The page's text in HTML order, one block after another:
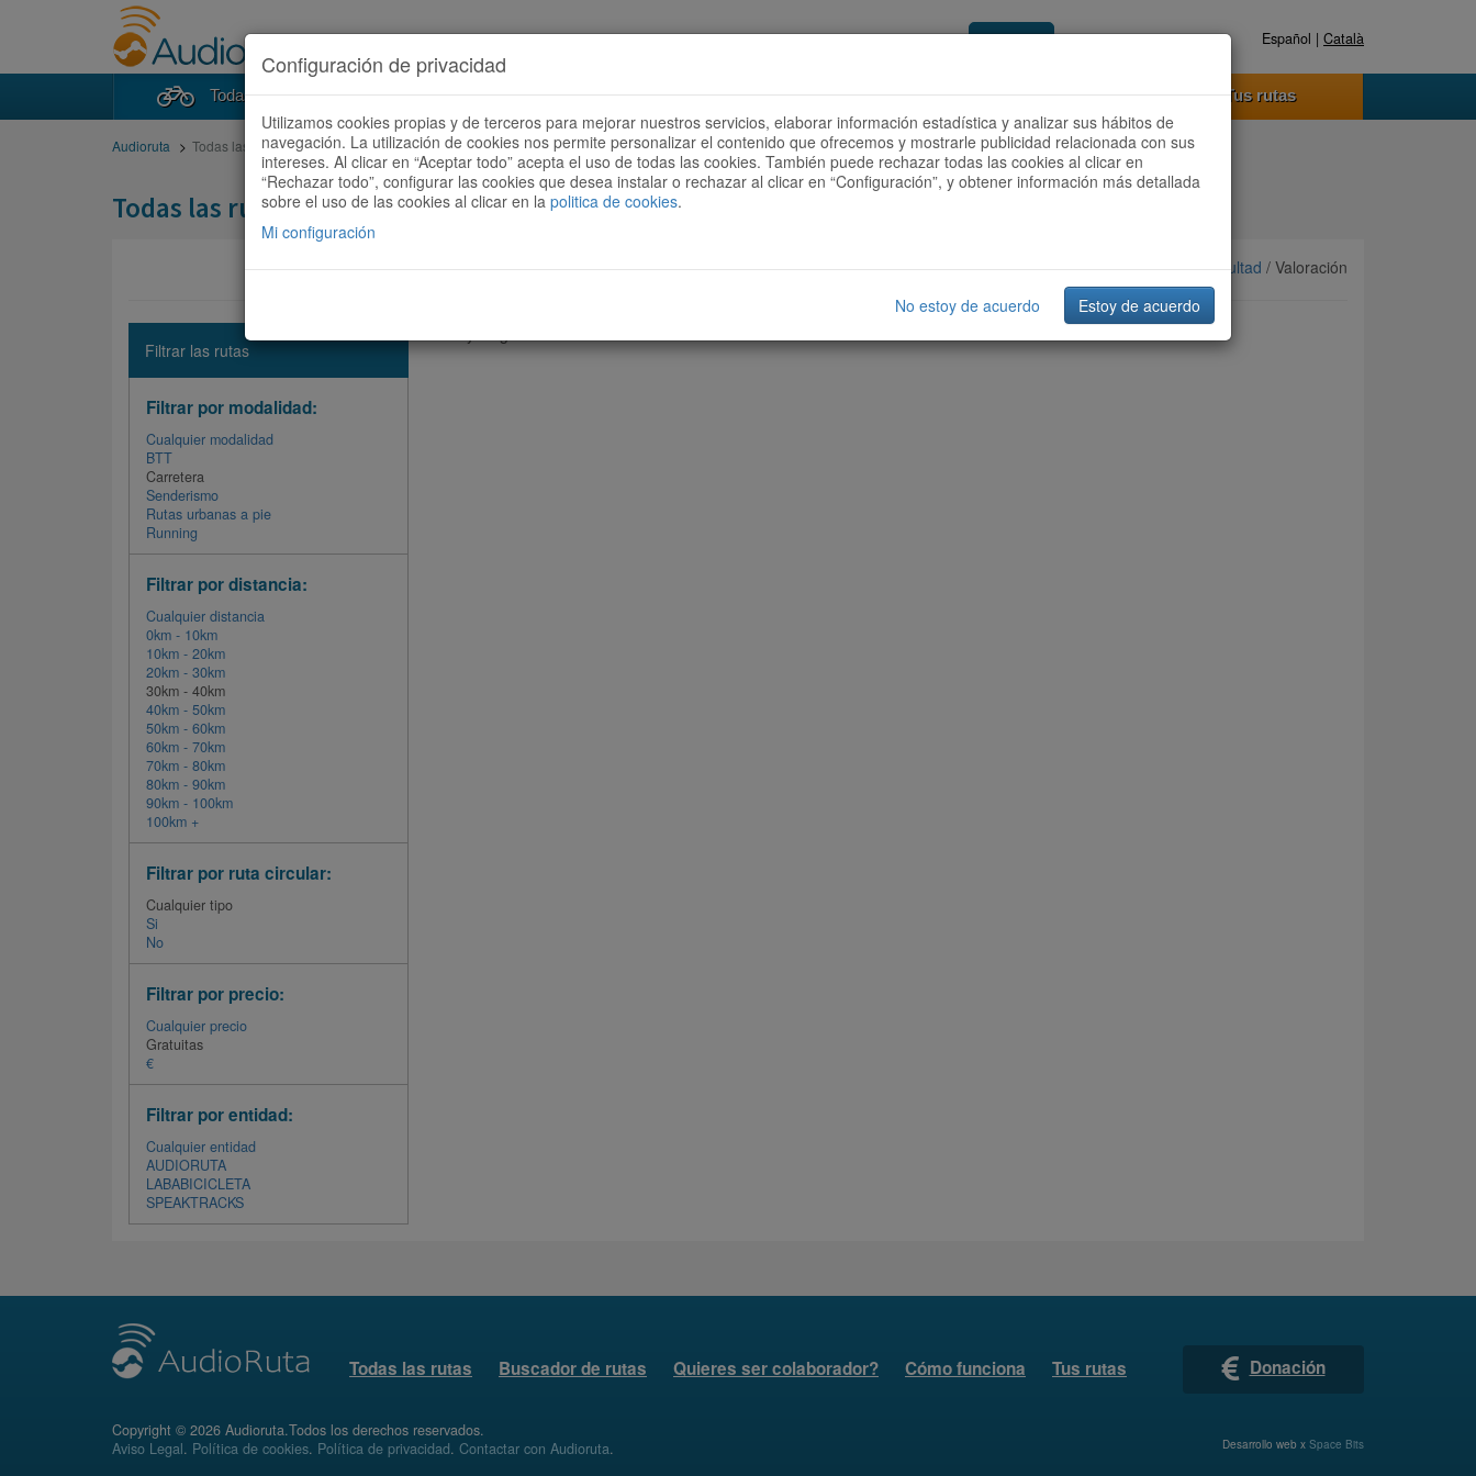
Acceder Registrate ahora Español | Català
Todas las rutas Buscador de rutas Quieres ser colaborador? Cómo funciona Tus rutas
Audioruta Todas las rutas
Todas las rutas
Ordenar por:Más recientes/Dificultad / Valoración
Filtrar las rutas
Filtrar por modalidad:
Cualquier modalidad
BTT
Carretera
Senderismo
Rutas urbanas a pie
Running
Filtrar por distancia:
Cualquier distancia
0km - 10km
10km - 20km
20km - 30km
30km - 40km
40km - 50km
50km - 60km
60km - 70km
70km - 80km
80km - 90km
90km - 100km
100km +
Filtrar por ruta circular:
Cualquier tipo
Si
No
Filtrar por precio:
Cualquier precio
Gratuitas
€
Filtrar por entidad:
Cualquier entidad
AUDIORUTA
LABABICICLETA
SPEAKTRACKS
Todas las rutas Buscador de rutas Quieres ser colaborador? Cómo funciona Tus rutas Donación
Copyright © 2026 Audioruta.Todos los derechos reservados.
Aviso Legal. Política de cookies. Política de privacidad. Contactar con Audioruta. Desarrollo web x Space Bits
Configuración de privacidad
Utilizamos cookies propias y de terceros para mejorar nuestros servicios, elaborar información estadística y analizar sus hábitos de
navegación. La utilización de cookies nos permite personalizar el contenido que ofrecemos y mostrarle publicidad relacionada con sus
intereses. Al clicar en “Aceptar todo” acepta el uso de todas las cookies. También puede rechazar todas las cookies al clicar en
“Rechazar todo”, configurar las cookies que desea instalar o rechazar al clicar en “Configuración”, y obtener información más detallada
sobre el uso de las cookies al clicar en la politica de cookies.
Mi configuración
No estoy de acuerdo Estoy de acuerdo